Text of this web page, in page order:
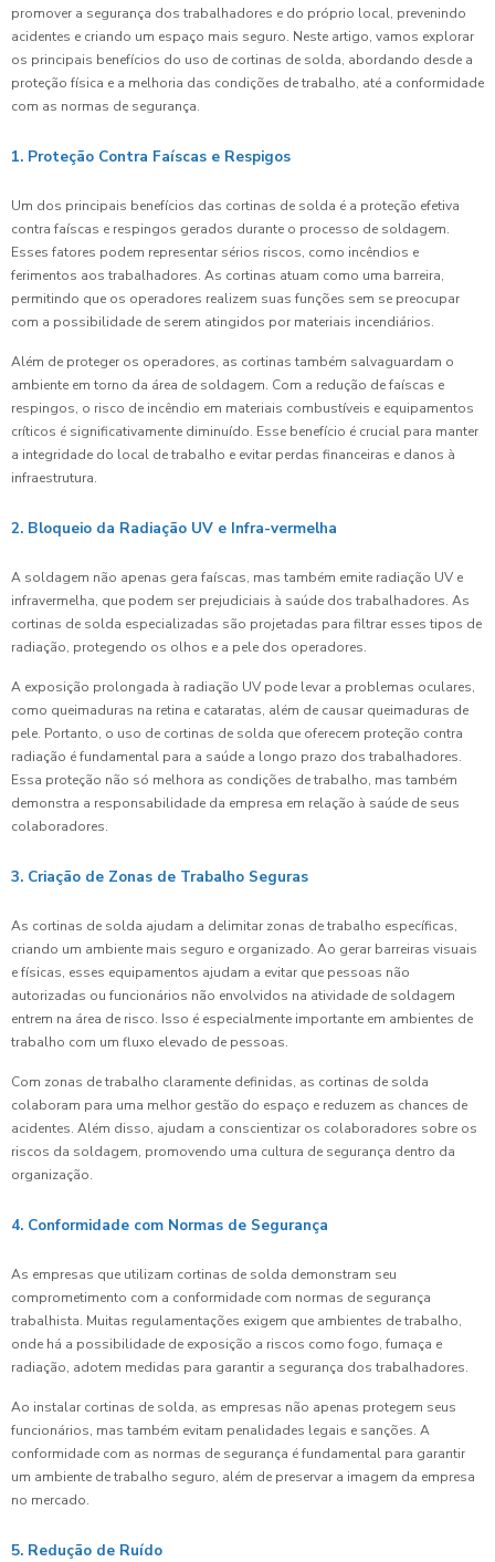
promover a segurança dos trabalhadores e do próprio local, prevenindo
acidentes e criando um espaço mais seguro. Neste artigo, vamos explorar
os principais benefícios do uso de cortinas de solda, abordando desde a
proteção física e a melhoria das condições de trabalho, até a conformidade
com as normas de segurança.
1. Proteção Contra Faíscas e Respigos
Um dos principais benefícios das cortinas de solda é a proteção efetiva
contra faíscas e respingos gerados durante o processo de soldagem.
Esses fatores podem representar sérios riscos, como incêndios e
ferimentos aos trabalhadores. As cortinas atuam como uma barreira,
permitindo que os operadores realizem suas funções sem se preocupar
com a possibilidade de serem atingidos por materiais incendiários.
Além de proteger os operadores, as cortinas também salvaguardam o
ambiente em torno da área de soldagem. Com a redução de faíscas e
respingos, o risco de incêndio em materiais combustíveis e equipamentos
críticos é significativamente diminuído. Esse benefício é crucial para manter
a integridade do local de trabalho e evitar perdas financeiras e danos à
infraestrutura.
2. Bloqueio da Radiação UV e Infra-vermelha
A soldagem não apenas gera faíscas, mas também emite radiação UV e
infravermelha, que podem ser prejudiciais à saúde dos trabalhadores. As
cortinas de solda especializadas são projetadas para filtrar esses tipos de
radiação, protegendo os olhos e a pele dos operadores.
A exposição prolongada à radiação UV pode levar a problemas oculares,
como queimaduras na retina e cataratas, além de causar queimaduras de
pele. Portanto, o uso de cortinas de solda que oferecem proteção contra
radiação é fundamental para a saúde a longo prazo dos trabalhadores.
Essa proteção não só melhora as condições de trabalho, mas também
demonstra a responsabilidade da empresa em relação à saúde de seus
colaboradores.
3. Criação de Zonas de Trabalho Seguras
As cortinas de solda ajudam a delimitar zonas de trabalho específicas,
criando um ambiente mais seguro e organizado. Ao gerar barreiras visuais
e físicas, esses equipamentos ajudam a evitar que pessoas não
autorizadas ou funcionários não envolvidos na atividade de soldagem
entrem na área de risco. Isso é especialmente importante em ambientes de
trabalho com um fluxo elevado de pessoas.
Com zonas de trabalho claramente definidas, as cortinas de solda
colaboram para uma melhor gestão do espaço e reduzem as chances de
acidentes. Além disso, ajudam a conscientizar os colaboradores sobre os
riscos da soldagem, promovendo uma cultura de segurança dentro da
organização.
4. Conformidade com Normas de Segurança
As empresas que utilizam cortinas de solda demonstram seu
comprometimento com a conformidade com normas de segurança
trabalhista. Muitas regulamentações exigem que ambientes de trabalho,
onde há a possibilidade de exposição a riscos como fogo, fumaça e
radiação, adotem medidas para garantir a segurança dos trabalhadores.
Ao instalar cortinas de solda, as empresas não apenas protegem seus
funcionários, mas também evitam penalidades legais e sanções. A
conformidade com as normas de segurança é fundamental para garantir
um ambiente de trabalho seguro, além de preservar a imagem da empresa
no mercado.
5. Redução de Ruído